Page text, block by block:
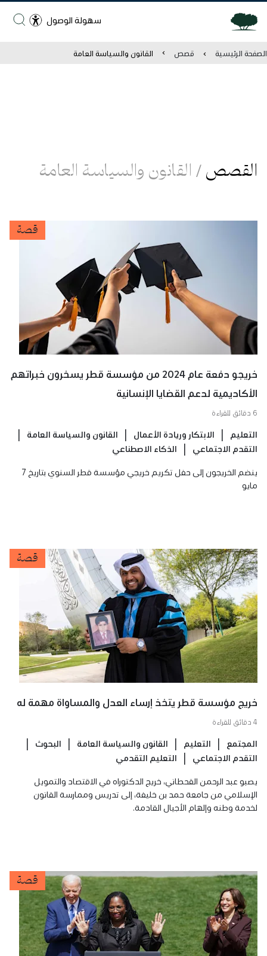
سهولة الوصول
الصفحة الرئيسية قصص القانون والسياسة العامة
القصص / القانون والسياسة العامة
قصة
خريجو دفعة عام 2024 من مؤسسة قطر يسخرون خبراتهم
الأكاديمية لدعم القضايا الإنسانية
6 دقائق للقراءة
التعليم الابتكار وريادة الأعمال
القانون والسياسة العامة
التقدم الاجتماعي
الذكاء الاصطناعي
ينضم الخريجون إلى حفل تكريم خريجي مؤسسة قطر السنوي بتاريخ 7
مايو
قصة
خريج مؤسسة قطر يتخذ إرساء العدل والمساواة مهمة له
4 دقائق للقراءة
المجتمع التعليم القانون والسياسة العامة
البحوث
التقدم الاجتماعي
التعليم التقدمي
يصبو عبد الرحمن القحطاني، خريج الدكتوراه في الاقتصاد والتمويل
الإسلامي من جامعة حمد بن خليفة، إلى تدريس وممارسة القانون
لخدمة وطنه وإلهام الأجيال القادمة.
قصة